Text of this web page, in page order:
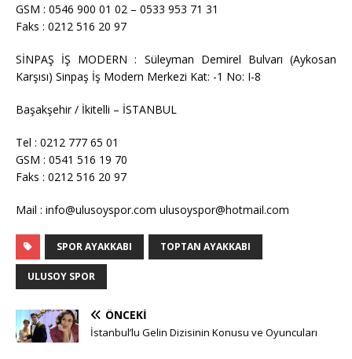
GSM : 0546 900 01 02 – 0533 953 71 31
Faks : 0212 516 20 97
SİNPAŞ İŞ MODERN : Süleyman Demirel Bulvarı (Aykosan
Karşısı) Sinpaş İş Modern Merkezi Kat: -1 No: I-8
Başakşehir / İkitelli – İSTANBUL
Tel : 0212 777 65 01
GSM : 0541 516 19 70
Faks : 0212 516 20 97
Mail : info@ulusoyspor.com ulusoyspor@hotmail.com
SPOR AYAKKABI TOPTAN AYAKKABI
ULUSOY SPOR
ÖNCEKI
İstanbul’lu Gelin Dizisinin Konusu ve Oyuncuları